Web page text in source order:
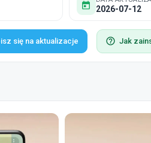
2026-07-12
się na aktualizacje Jak